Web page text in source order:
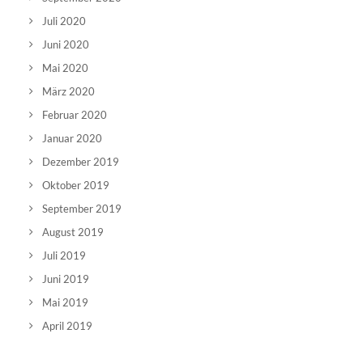
Juli 2020
Juni 2020
Mai 2020
März 2020
Februar 2020
Januar 2020
Dezember 2019
Oktober 2019
September 2019
August 2019
Juli 2019
Juni 2019
Mai 2019
April 2019